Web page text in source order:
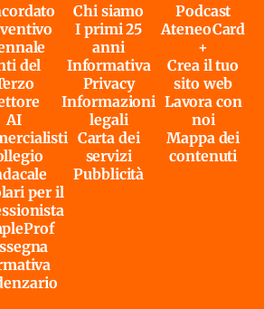
del
AI
per il
Chi siamo
I primi 25
anni
Informativa
Privacy
Informazioni
legali
Carta dei
servizi
Pubblicità
Podcast
AteneoCard
+
Crea il tuo
sito web
Lavora con
noi
Mappa dei
contenuti